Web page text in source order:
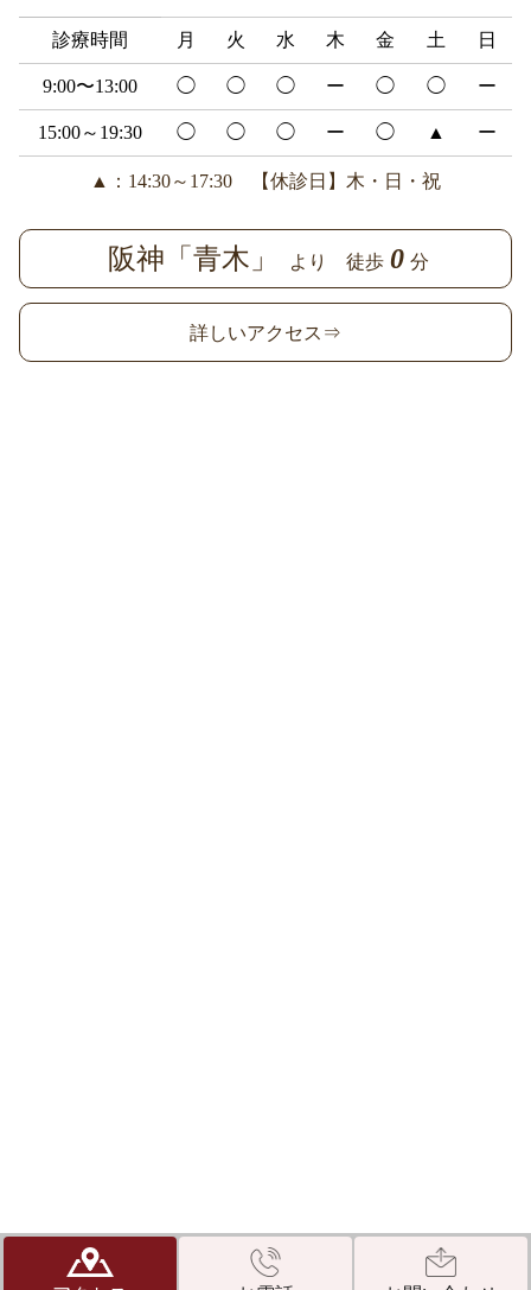
診療時間 月 火 水 木 金 土 日
9:00〜13:00 ◯ ◯ ◯ ー ◯ ◯ ー
15:00～19:30 ◯ ◯ ◯ ー ◯ ▲ ー
▲：14:30～17:30 【休診日】木・日・祝
阪神「青木」 より 徒歩 0 分
詳しいアクセス⇒
©医療法人 晟由会 えびすデンタルクリニック 神戸市東灘区の歯医者
なら、完全個室、キッズスペース完備。痛くない治療で評判の、えびす